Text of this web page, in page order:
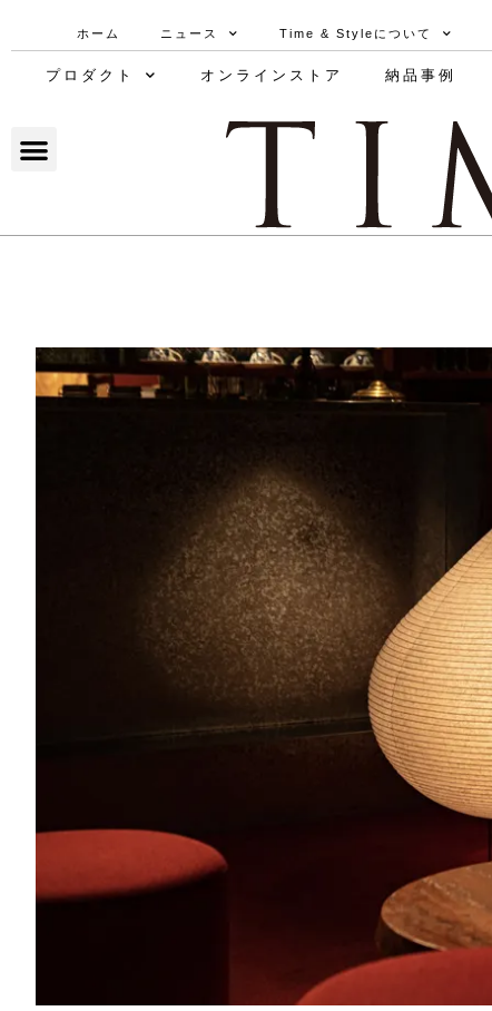
ホーム ニュース Time & Styleについて
プロダクト オンラインストア 納品事例